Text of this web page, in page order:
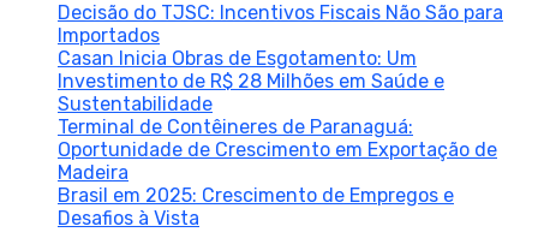
Decisão do TJSC: Incentivos Fiscais Não São para
Importados
Casan Inicia Obras de Esgotamento: Um
Investimento de R$ 28 Milhões em Saúde e
Sustentabilidade
Terminal de Contêineres de Paranaguá:
Oportunidade de Crescimento em Exportação de
Madeira
Brasil em 2025: Crescimento de Empregos e
Desafios à Vista